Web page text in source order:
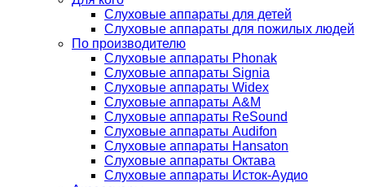
Слуховые аппараты для детей
Слуховые аппараты для пожилых людей
По производителю
Слуховые аппараты Phonak
Слуховые аппараты Signia
Слуховые аппараты Widex
Слуховые аппараты A&M
Слуховые аппараты ReSound
Слуховые аппараты Audifon
Слуховые аппараты Hansaton
Слуховые аппараты Октава
Слуховые аппараты Исток-Аудио